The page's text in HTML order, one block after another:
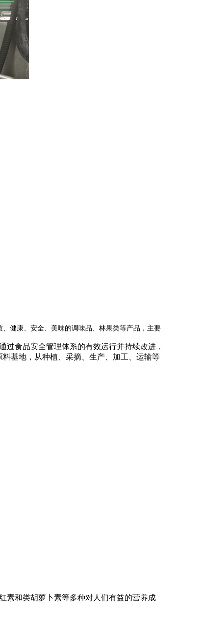
健康、安全、美味的调味品、林果类等产品，主要
食品安全管理体系的有效运行并持续改进，
基地，从种植、采摘、生产、加工、运输等
素和类胡萝卜素等多种对人们有益的营养成